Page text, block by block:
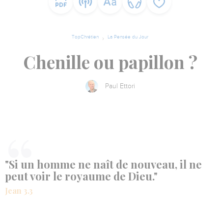
TopChrétien La Pensée du Jour
Chenille ou papillon ?
Paul Ettori
"Si un homme ne naît de nouveau, il ne
peut voir le royaume de Dieu."
Jean 3.3